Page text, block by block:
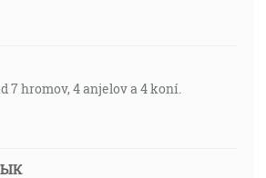
7 hromov, 4 anjelov a 4 koní.